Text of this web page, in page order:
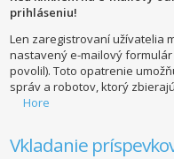
prihláseniu!
Len zaregistrovaní užívatelia
nastavený e-mailový
povolil). Toto opatrenie
správ a robotov, ktorý
Hore
Vkladanie